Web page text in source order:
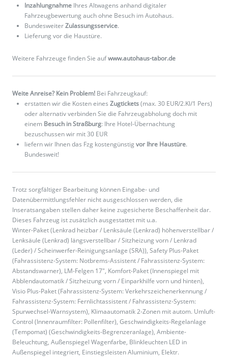
Inzahlungnahme Ihres Altwagens anhand digitaler
Fahrzeugbewertung auch ohne Besuch im Autohaus.
BundesweiterZulassungsservice.
Lieferung vor die Haustüre.
Weitere Fahrzeuge finden Sie aufwww.autohaus-tabor.de
Weite Anreise? Kein Problem! Bei Fahrzeugkauf:
erstatten wir die Kosten eines Zugtickets(max. 30 EUR/2.Kl/1 Pers)
oder alternativ verbinden Sie die Fahrzeugabholung doch mit
einem Besuch in Straßburg: Ihre Hotel-Übernachtung
bezuschussen wir mit 30 EUR
liefern wir Ihnen das Fzg kostengünstig vor Ihre Haustüre.
Bundesweit!
Trotz sorgfältiger Bearbeitung können Eingabe- und
Datenübermittlungsfehler nicht ausgeschlossen werden, die
Inseratsangaben stellen daher keine zugesicherte Beschaffenheit dar.
Dieses Fahrzeug ist zusätzlich ausgestattet mit u.a.
Winter-Paket (Lenkrad heizbar / Lenksäule (Lenkrad) höhenverstellbar /
Lenksäule (Lenkrad) längsverstellbar / Sitzheizung vorn / Lenkrad
(Leder) / Scheinwerfer-Reinigungsanlage (SRA)), Safety Plus-Paket
(Fahrassistenz-System: Notbrems-Assistent / Fahrassistenz-System:
Abstandswarner), LM-Felgen 17", Komfort-Paket (Innenspiegel mit
Abblendautomatik / Sitzheizung vorn / Einparkhilfe vorn und hinten),
Visio Plus-Paket (Fahrassistenz-System: Verkehrszeichenerkennung /
Fahrassistenz-System: Fernlichtassistent / Fahrassistenz-System:
Spurwechsel-Warnsystem), Klimaautomatik 2-Zonen mit autom. Umluft-
Control (Innenraumfilter: Pollenfilter), Geschwindigkeits-Regelanlage
(Tempomat) (Geschwindigkeits-Begrenzeranlage), Ambiente-
Beleuchtung, Außenspiegel Wagenfarbe, Blinkleuchten LED in
Außenspiegel integriert, Einstiegsleisten Aluminium, Elektr.